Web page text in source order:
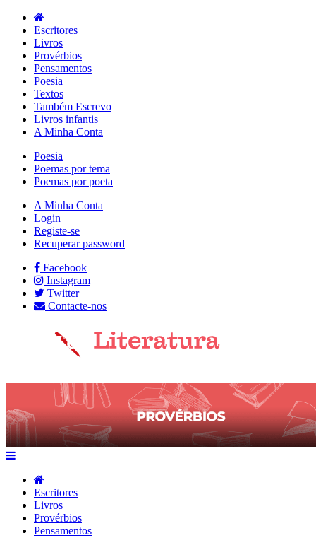
Escritores
Livros
Provérbios
Pensamentos
Poesia
Textos
Também Escrevo
Livros infantis
A Minha Conta
Poesia
Poemas por tema
Poemas por poeta
A Minha Conta
Login
Registe-se
Recuperar password
Facebook
Instagram
Twitter
Contacte-nos
Escritores
Livros
Provérbios
Pensamentos